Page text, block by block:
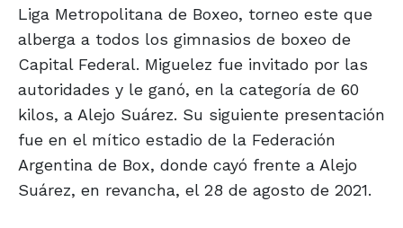
Liga Metropolitana de Boxeo, torneo este que
alberga a todos los gimnasios de boxeo de
Capital Federal. Miguelez fue invitado por las
autoridades y le ganó, en la categoría de 60
kilos, a Alejo Suárez. Su siguiente presentación
fue en el mítico estadio de la Federación
Argentina de Box, donde cayó frente a Alejo
Suárez, en revancha, el 28 de agosto de 2021.